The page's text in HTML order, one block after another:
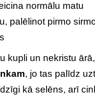
normālu matu
palēlinot pirmo
kupli un nekristu
, jo tas palīdz
kā selēns, arī